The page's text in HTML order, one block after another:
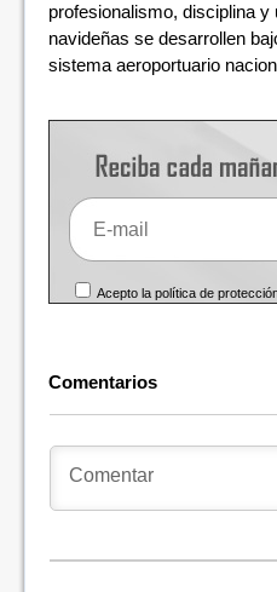
profesionalismo, disciplina
navideñas se desarrollen
sistema aeroportuario
Acepto la política de
Comentarios